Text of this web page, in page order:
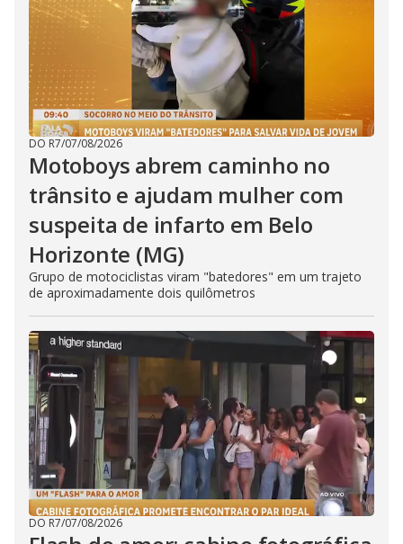
DO R7/07/08/2026
Motoboys abrem caminho no
trânsito e ajudam mulher com
suspeita de infarto em Belo
Horizonte (MG)
Grupo de motociclistas viram "batedores" em um trajeto
de aproximadamente dois quilômetros
DO R7/07/08/2026